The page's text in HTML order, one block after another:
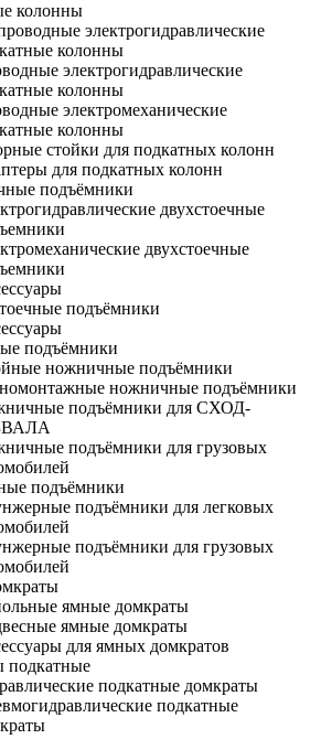
колонны
электрогидравлические
колонны
электрогидравлические
колонны
электромеханические
колонны
стойки для подкатных колонн
для подкатных колонн
подъёмники
двухстоечные
двухстоечные
подъёмники
подъёмники
ножничные подъёмники
ножничные подъёмники
подъёмники для СХОД-
подъёмники для грузовых
подъёмники
подъёмники для легковых
подъёмники для грузовых
ямные домкраты
ямные домкраты
для ямных домкратов
подкатные
подкатные домкраты
подкатные